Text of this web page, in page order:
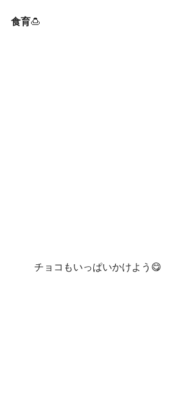
食育🍮
チョコもいっぱいかけよう😋